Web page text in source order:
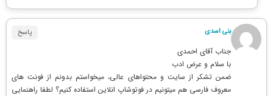
بنی اسدی پاسخ
جناب آقای احمدی
با سلام و عرض ادب
ضمن تشکر از سایت و محتواهای عالی، میخواستم بدونم از فونت های
معروف فارسی هم میتونیم در فوتوشاپ انلاین استفاده کنیم؟ لطفا راهنمایی